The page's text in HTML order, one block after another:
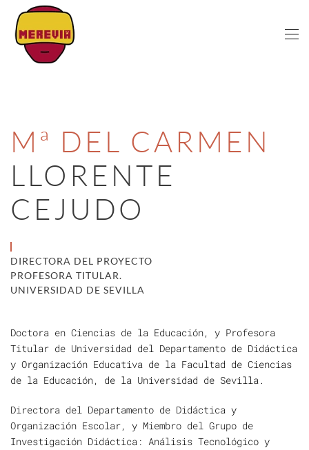
Skip to main content
Mª DEL CARMEN
LLORENTE
CEJUDO
DIRECTORA DEL PROYECTO
PROFESORA TITULAR.
UNIVERSIDAD DE SEVILLA
Doctora en Ciencias de la Educación, y Profesora
Titular de Universidad del Departamento de Didáctica
y Organización Educativa de la Facultad de Ciencias
de la Educación, de la Universidad de Sevilla.
Directora del Departamento de Didáctica y
Organización Escolar, y Miembro del Grupo de
Investigación Didáctica: Análisis Tecnológico y